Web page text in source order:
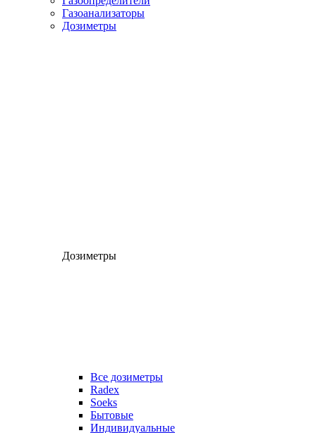
Газоанализаторы
Дозиметры
Дозиметры
Все дозиметры
Radex
Soeks
Бытовые
Индивидуальные